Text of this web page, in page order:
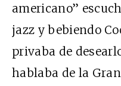
americano”
jazz y bebiendo
privaba de
hablaba de la